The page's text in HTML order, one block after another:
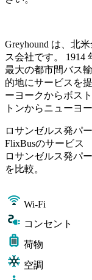
Greyhound は、北
ス会社です。 1914
最大の都市間バス
的地にサービスを
ーヨークからボス
トンからニューヨ
ロサンゼルス発パ
FlixBusのサービス
ロサンゼルス発パ
を比較。
Wi-Fi
コンセント
荷物
空調